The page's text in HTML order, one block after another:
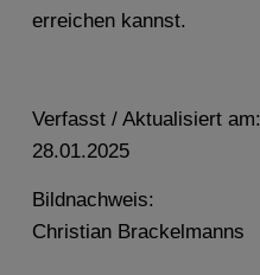
erreichen kannst.
Verfasst / Aktualisiert am:
28.01.2025
Bildnachweis:
Christian Brackelmanns